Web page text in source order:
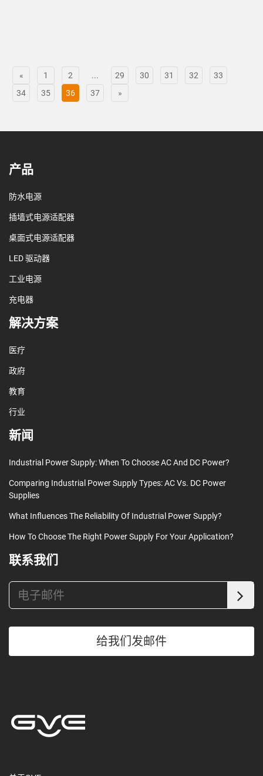
« 1 2 ... 29 30 31 32
33
34
35 36 37 »
产品
防水电源
插墙式电源适配器
桌面式电源适配器
LED 驱动器
工业电源
充电器
解决方案
医疗
政府
教育
行业
新闻
Industrial Power Supply: When To Choose AC And DC Power?
Comparing Industrial Power Supply Types: AC Vs. DC Power
Supplies
What Influences The Reliability Of Industrial Power Supply?
How To Choose The Right Power Supply For Your Application?
联系我们
给我们发邮件